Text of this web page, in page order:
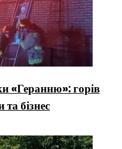
«Геранню»: горів
бізнес